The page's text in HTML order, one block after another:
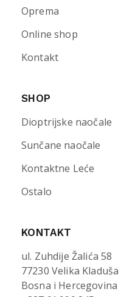
Oprema
Online shop
Kontakt
SHOP
Dioptrijske naočale
Sunčane naočale
Kontaktne Leće
Ostalo
KONTAKT
ul. Zuhdije Žalića 58
77230 Velika Kladuša
Bosna i Hercegovina